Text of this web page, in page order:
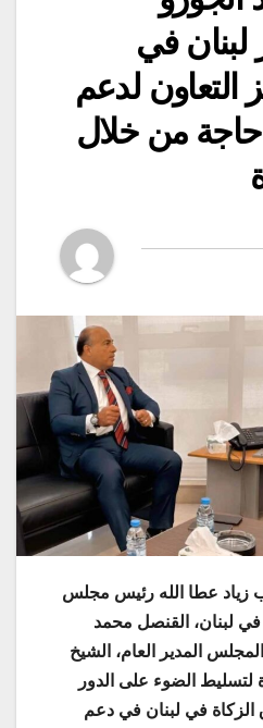
في
التعاون لدعم
حاجة من خلال
زياد عطا الله رئيس مجلس
في لبنان، القنصل محمد
المدير العام، الشيخ
لتسليط الضوء على الدور
الزكاة في لبنان في دعم